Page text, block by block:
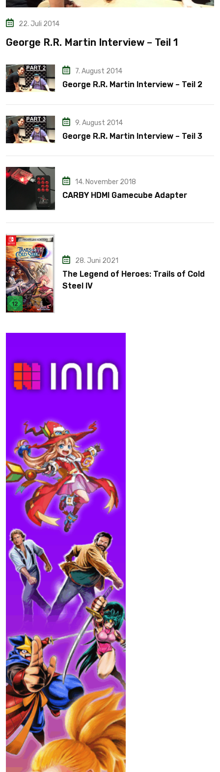
22. Juli 2014
George R.R. Martin Interview – Teil 1
7. August 2014
George R.R. Martin Interview – Teil 2
9. August 2014
George R.R. Martin Interview – Teil 3
14. November 2018
CARBY HDMI Gamecube Adapter
28. Juni 2021
The Legend of Heroes: Trails of Cold
Steel IV